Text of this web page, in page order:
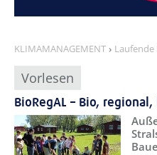
KLIMAMANAGEMENT
Vorlesen
BioRegAL – Bio,
???